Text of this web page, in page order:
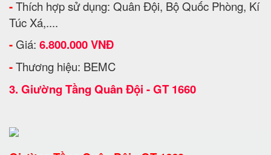
-Thích hợp sử dụng: Quân Đội, Bộ Quốc Phòng, Kí
Túc Xá,....
- Giá: 6.800.000 VNĐ
-Thương hiệu: BEMC
3. Giường Tầng Quân Đội - GT 1660